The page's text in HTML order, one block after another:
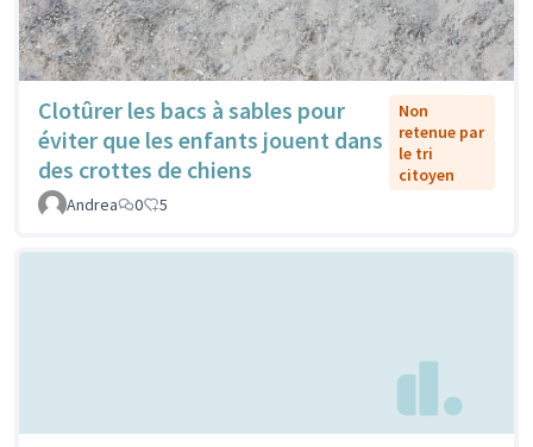
Clotûrer les bacs à sables pour
éviter que les enfants jouent dans
des crottes de chiens
Non
retenue par
le tri
citoyen
Andrea
0 5